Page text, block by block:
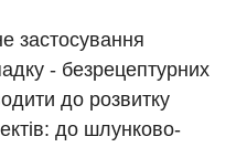
застосування
- безрецептурних
до розвитку
до шлунково-